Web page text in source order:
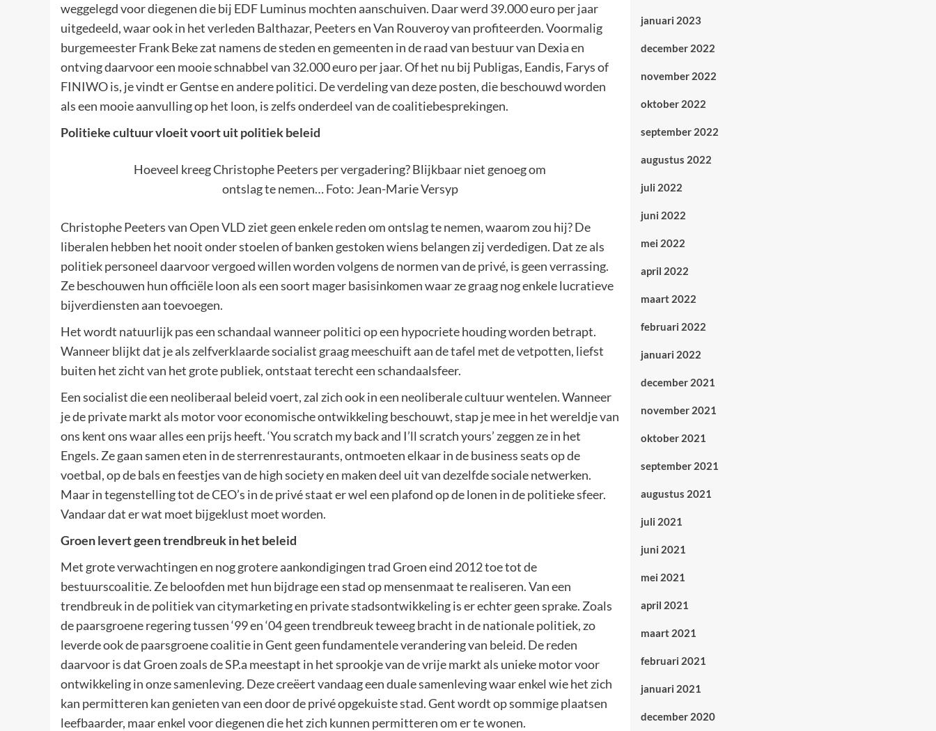
weggelegd voor diegenen die bij EDF Luminus mochten aanschuiven. Daar werd 39.000 euro per jaar
uitgedeeld, waar ook in het verleden Balthazar, Peeters en Van Rouveroy van profiteerden. Voormalig
burgemeester Frank Beke zat namens de steden en gemeenten in de raad van bestuur van Dexia en
ontving daarvoor een mooie schnabbel van 32.000 euro per jaar. Of het nu bij Publigas, Eandis, Farys of
FINIWO is, je vindt er Gentse en andere politici. De verdeling van deze posten, die beschouwd worden
als een mooie aanvulling op het loon, is zelfs onderdeel van de coalitiebesprekingen.
Politieke cultuur vloeit voort uit politiek beleid
Hoeveel kreeg Christophe Peeters per vergadering? Blijkbaar niet genoeg om
ontslag te nemen… Foto: Jean-Marie Versyp
Christophe Peeters van Open VLD ziet geen enkele reden om ontslag te nemen, waarom zou hij? De
liberalen hebben het nooit onder stoelen of banken gestoken wiens belangen zij verdedigen. Dat ze als
politiek personeel daarvoor vergoed willen worden volgens de normen van de privé, is geen verrassing.
Ze beschouwen hun officiële loon als een soort mager basisinkomen waar ze graag nog enkele lucratieve
bijverdiensten aan toevoegen.
Het wordt natuurlijk pas een schandaal wanneer politici op een hypocriete houding worden betrapt.
Wanneer blijkt dat je als zelfverklaarde socialist graag meeschuift aan de tafel met de vetpotten, liefst
buiten het zicht van het grote publiek, ontstaat terecht een schandaalsfeer.
Een socialist die een neoliberaal beleid voert, zal zich ook in een neoliberale cultuur wentelen. Wanneer
je de private markt als motor voor economische ontwikkeling beschouwt, stap je mee in het wereldje van
ons kent ons waar alles een prijs heeft. ‘You scratch my back and I’ll scratch yours’ zeggen ze in het
Engels. Ze gaan samen eten in de sterrenrestaurants, ontmoeten elkaar in de business seats op de
voetbal, op de bals en feestjes van de high society en maken deel uit van dezelfde sociale netwerken.
Maar in tegenstelling tot de CEO’s in de privé staat er wel een plafond op de lonen in de politieke sfeer.
Vandaar dat er wat moet bijgeklust moet worden.
Groen levert geen trendbreuk in het beleid
Met grote verwachtingen en nog grotere aankondigingen trad Groen eind 2012 toe tot de
bestuurscoalitie. Ze beloofden met hun bijdrage een stad op mensenmaat te realiseren. Van een
trendbreuk in de politiek van citymarketing en private stadsontwikkeling is er echter geen sprake. Zoals
de paarsgroene regering tussen ‘99 en ‘04 geen trendbreuk teweeg bracht in de nationale politiek, zo
leverde ook de paarsgroene coalitie in Gent geen fundamentele verandering van beleid. De reden
daarvoor is dat Groen zoals de SP.a meestapt in het sprookje van de vrije markt als unieke motor voor
ontwikkeling in onze samenleving. Deze creëert vandaag een duale samenleving waar enkel wie het zich
kan permitteren kan genieten van een door de privé opgekuiste stad. Gent wordt op sommige plaatsen
leefbaarder, maar enkel voor diegenen die het zich kunnen permitteren om er te wonen.
januari 2023
december 2022
november 2022
oktober 2022
september 2022
augustus 2022
juli 2022
juni 2022
mei 2022
april 2022
maart 2022
februari 2022
januari 2022
december 2021
november 2021
oktober 2021
september 2021
augustus 2021
juli 2021
juni 2021
mei 2021
april 2021
maart 2021
februari 2021
januari 2021
december 2020